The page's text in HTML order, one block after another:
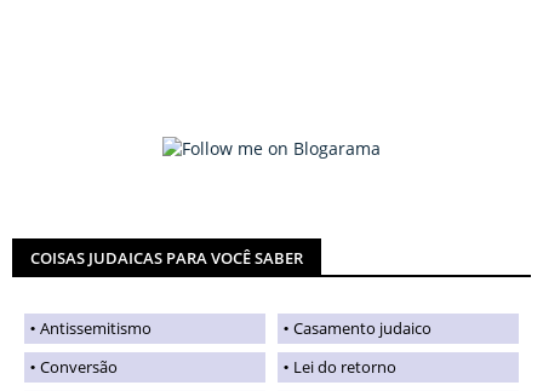
COISAS JUDAICAS PARA VOCÊ SABER
Antissemitismo
Casamento judaico
Conversão
Lei do retorno